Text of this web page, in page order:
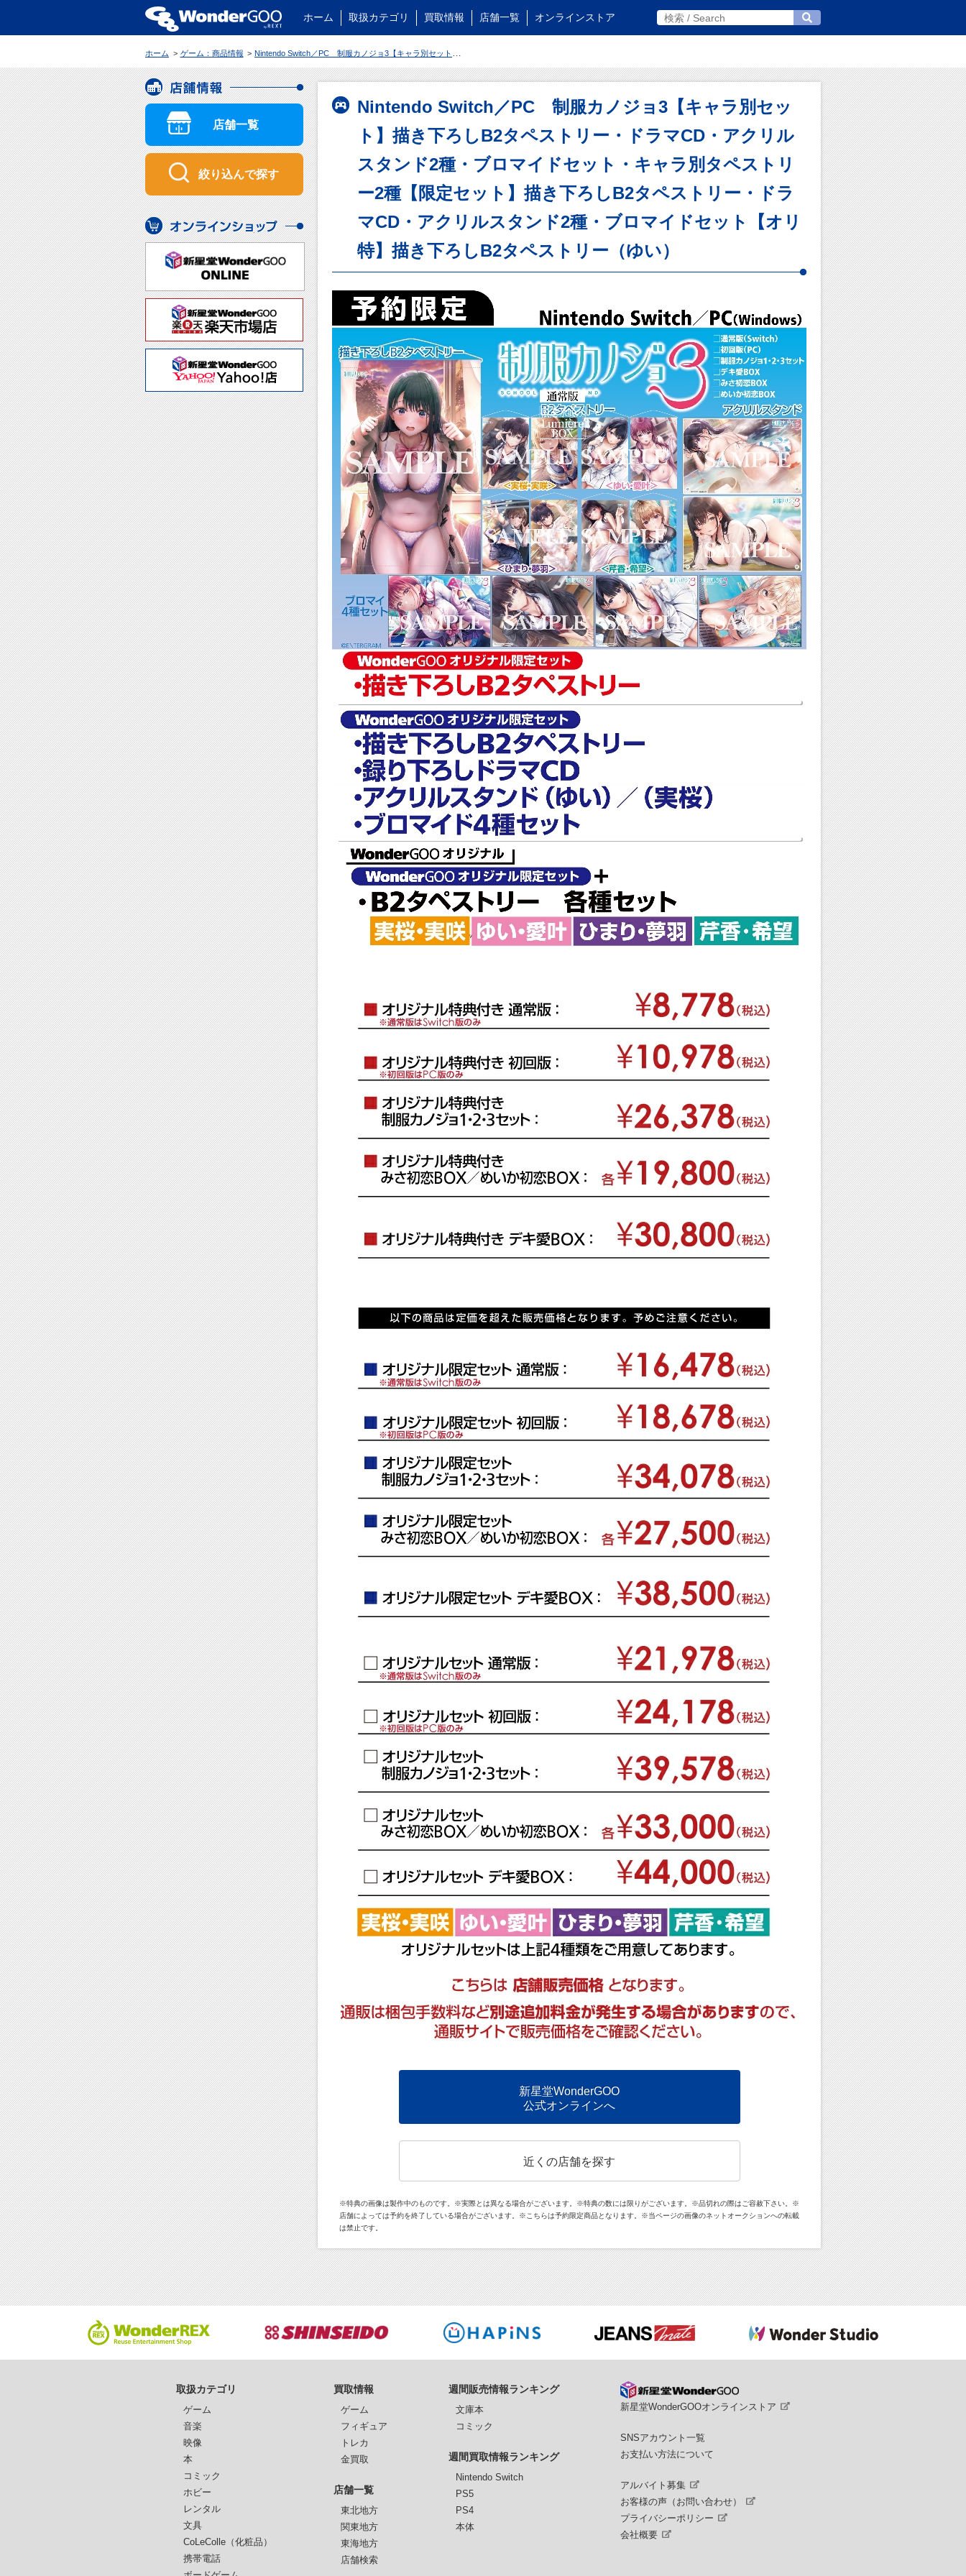
ホーム 取扱カテゴリ 買取情報 店舗一覧 オンラインストア
ホーム ゲーム：商品情報 Nintendo Switch／PC 制服カノジョ3【キャラ別セット】描き下ろしB2タペストリー・ドラマCD・アクリルスタンド2種・ブロマイドセット・キャラ別タペストリー2種【限定セット】描き下ろしB2タペストリー・ドラマCD・アクリルスタンド2種・ブロマイドセット【オリ特】描き下ろしB2タペストリー（ゆい）
Nintendo Switch／PC 制服カノジョ3【キャラ別セッ
ト】描き下ろしB2タペストリー・ドラマCD・アクリル
スタンド2種・ブロマイドセット・キャラ別タペストリ
ー2種【限定セット】描き下ろしB2タペストリー・ドラ
マCD・アクリルスタンド2種・ブロマイドセット【オリ
特】描き下ろしB2タペストリー（ゆい）
新星堂WonderGOO
公式オンラインへ
近くの店舗を探す
※特典の画像は製作中のものです。※実際とは異なる場合がございます。※特典の数には限りがございます。※品切れの際はご容赦下さい。※
店舗によっては予約を終了している場合がございます。※こちらは予約限定商品となります。※当ページの画像のネットオークションへの転載
は禁止です。
店舗情報
店舗一覧
絞り込んで探す
オンラインショップ
取扱カテゴリ
ゲーム
音楽
映像
本
コミック
ホビー
レンタル
文具
CoLeColle（化粧品）
携帯電話
買取情報
ゲーム
フィギュア
トレカ
金買取
店舗一覧
東北地方
関東地方
東海地方
店舗検索
週間販売情報ランキング
文庫本
コミック
週間買取情報ランキング
Nintendo Switch
PS5
PS4
本体
新星堂WonderGOOオンラインストア
SNSアカウント一覧
お支払い方法について
アルバイト募集
お客様の声（お問い合わせ）
プライバシーポリシー
会社概要